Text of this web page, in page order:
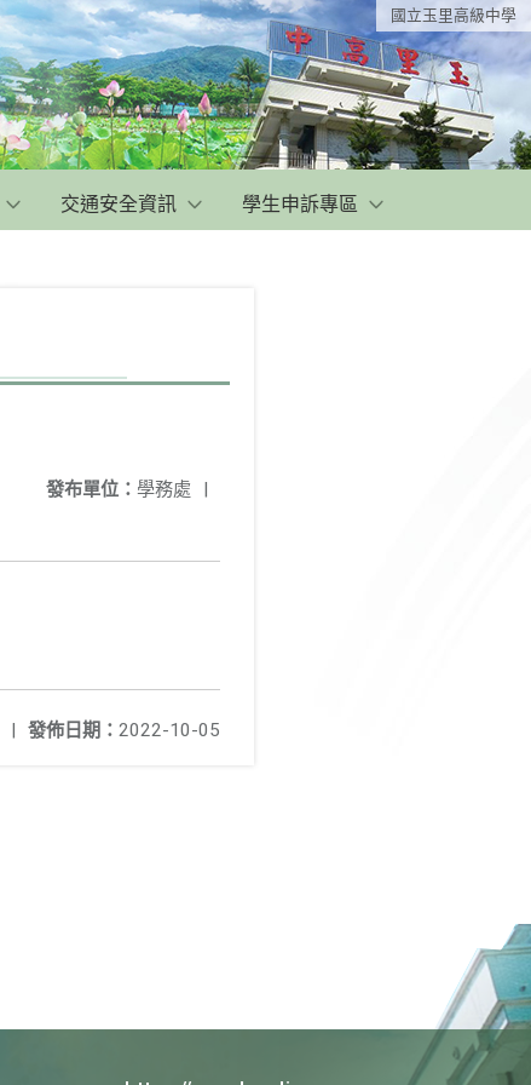
國立玉里高級中學
交通安全資訊 學生申訴專區
發布單位： 學務處 |
發佈日期： 2022-10-05
|